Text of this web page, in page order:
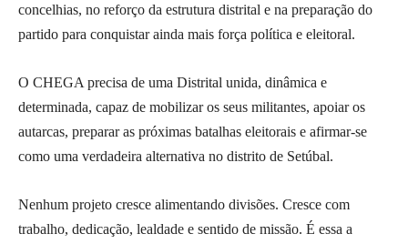
concelhias, no reforço da estrutura distrital e na preparação do
partido para conquistar ainda mais força política e eleitoral.
O CHEGA precisa de uma Distrital unida, dinâmica e
determinada, capaz de mobilizar os seus militantes, apoiar os
autarcas, preparar as próximas batalhas eleitorais e afirmar-se
como uma verdadeira alternativa no distrito de Setúbal.
Nenhum projeto cresce alimentando divisões. Cresce com
trabalho, dedicação, lealdade e sentido de missão. É essa a